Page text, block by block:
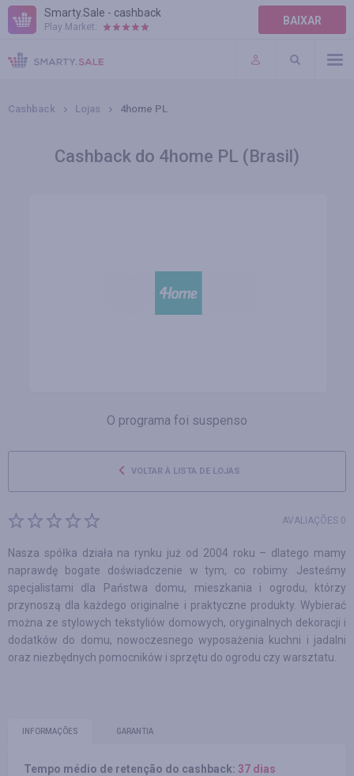
Smarty.Sale - cashback
Play Market: BAIXAR
AJUDA
TERMOS DE USO
Cashback Lojas 4home PL
Cashback do 4home PL (Brasil)
O programa foi suspenso
VOLTAR À LISTA DE LOJAS
AVALIAÇÕES 0
Nasza spółka działa na rynku już od 2004 roku – dlatego mamy
naprawdę bogate doświadczenie w tym, co robimy. Jesteśmy
specjalistami dla Państwa domu, mieszkania i ogrodu, którzy
przynoszą dla każdego originalne i praktyczne produkty. Wybierać
można ze stylowych tekstyliów domowych, oryginalnych dekoracji i
dodatków do domu, nowoczesnego wyposażenia kuchni i jadalni
oraz niezbędnych pomocników i sprzętu do ogrodu czy warsztatu.
INFORMAÇÕES GARANTIA
Tempo médio de retenção do cashback: 37 dias